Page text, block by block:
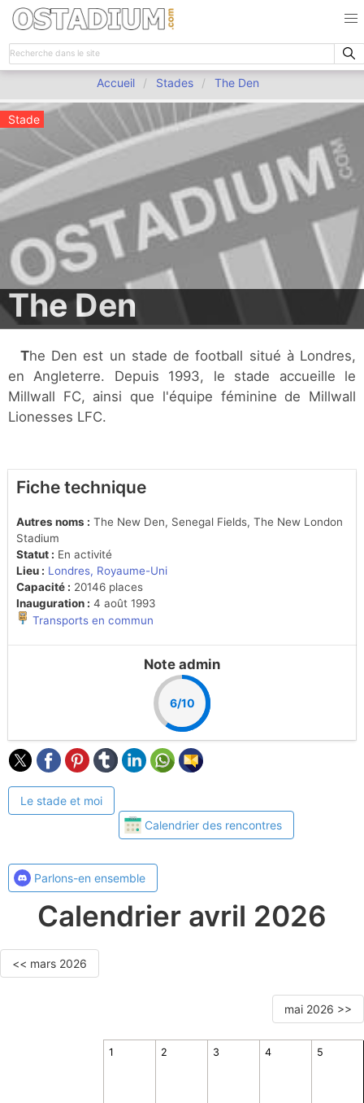
Accueil Stades The Den
Stade
The Den
The Den est un stade de football situé à Londres,
en Angleterre. Depuis 1993, le stade accueille le
Millwall FC, ainsi que l'équipe féminine de Millwall
Lionesses LFC.
Fiche technique
Autres noms : The New Den, Senegal Fields, The New London
Stadium
Statut : En activité
Lieu : Londres, Royaume-Uni
Capacité : 20146 places
Inauguration : 4 août 1993
Transports en commun
Note admin
6/10
Le stade et moi
Calendrier des rencontres
Parlons-en ensemble
Calendrier avril 2026
<< mars 2026
mai 2026 >>
1 2 3 4 5